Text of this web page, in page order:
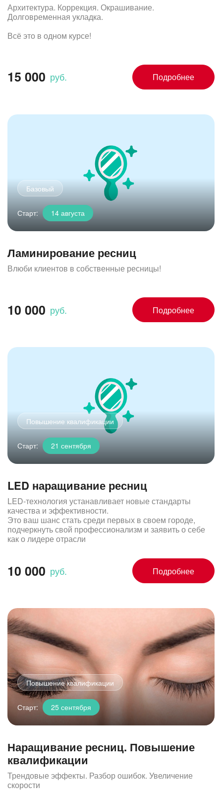
Архитектура. Коррекция. Окрашивание.
Долговременная укладка.
Всё это в одном курсе!
15 000 руб.
Старт: 14 августа
Ламинирование ресниц
Влюби клиентов в собственные ресницы!
10 000 руб.
Старт: 21 сентября
Повышение квалификации
LED наращивание ресниц
LED-технология устанавливает новые стандарты
качества и эффективности.
Это ваш шанс стать среди первых в своем городе,
подчеркнуть свой профессионализм и заявить о себе
как о лидере отрасли
10 000 руб.
Старт: 25 сентября
Повышение квалификации
Наращивание ресниц. Повышение
квалификации
Трендовые эффекты. Разбор ошибок. Увеличение
скорости